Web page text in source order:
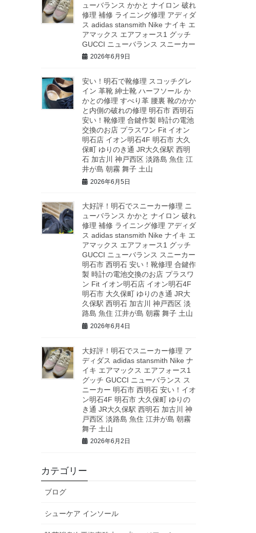
ューバランス かかと ナイロン 破れ
修理 補修 ライニング修理 アディダ
ス adidas stansmith Nike ナイキ エ
アマックス エアフォース1 グッチ
GUCCI ニューバランス スニーカー
2026年6月9日
安い！明石で靴修理 スコッチグレ
イン 革靴 紳士靴 ハーフソール か
かとの修理 すべり革 腰裏 靴のかか
と内側の破れの修理 明石市 西明石
安い！靴修理 合鍵作製 時計の電池
交換のお店 プラスワン Fit イオン
明石店 イオン明石4F 明石市 大久
保町 ゆりのき通 JR大久保駅 西明
石 加古川 神戸西区 淡路島 魚住 江
井が島 朝霧 舞子 土山
2026年6月5日
大好評！明石でスニーカー修理 ニ
ューバランス かかと ナイロン 破れ
修理 補修 ライニング修理 アディダ
ス adidas stansmith Nike ナイキ エ
アマックス エアフォース1 グッチ
GUCCI ニューバランス スニーカー
明石市 西明石 安い！靴修理 合鍵作
製 時計の電池交換のお店 プラスワ
ン Fit イオン明石店 イオン明石4F
明石市 大久保町 ゆりのき通 JR大
久保駅 西明石 加古川 神戸西区 淡
路島 魚住 江井が島 朝霧 舞子 土山
2026年6月4日
大好評！明石でスニーカー修理 ア
ディダス adidas stansmith Nike ナ
イキ エアマックス エアフォース1
グッチ GUCCI ニューバランス ス
ニーカー 明石市 西明石 安い！イオ
ン明石4F 明石市 大久保町 ゆりの
き通 JR大久保駅 西明石 加古川 神
戸西区 淡路島 魚住 江井が島 朝霧
舞子 土山
2026年6月2日
カテゴリー
ブログ
シューケア インソール